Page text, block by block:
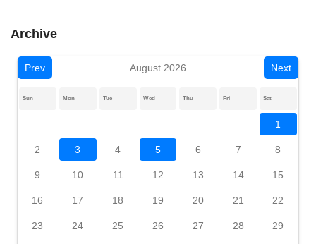
Archive
Prev August 2026 Next
Sun Mon Tue Wed Thu Fri Sat
1
2 3 4 5 6 7 8
9 10 11 12 13 14 15
16 17 18 19 20 21 22
23 24 25 26 27 28 29